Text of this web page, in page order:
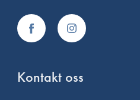
Kontakt oss